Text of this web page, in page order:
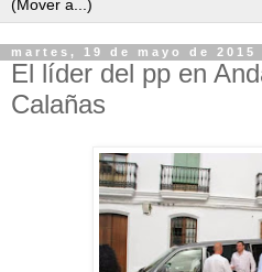
martes, 19 de mayo de 2015
El líder del pp en
Calañas